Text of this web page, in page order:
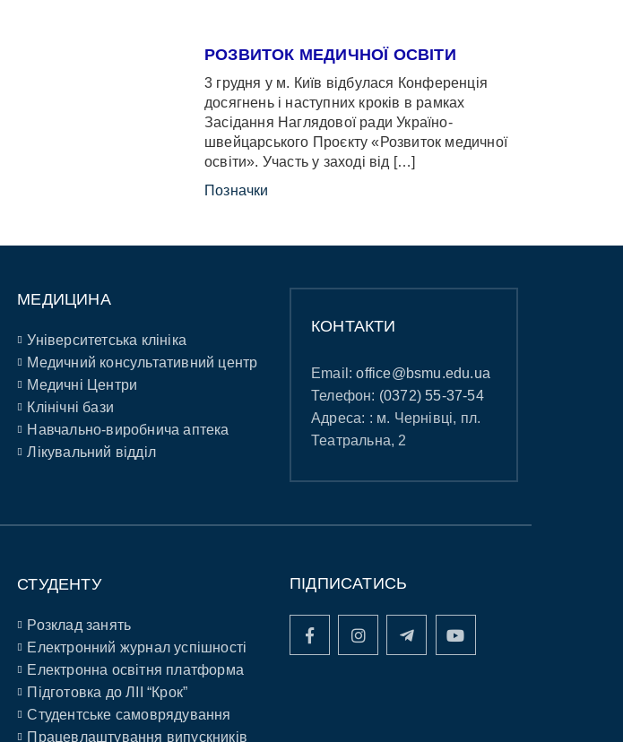
РОЗВИТОК МЕДИЧНОЇ ОСВІТИ
3 грудня у м. Київ відбулася Конференція
досягнень і наступних кроків в рамках
Засідання Наглядової ради Україно-
швейцарського Проєкту «Розвиток медичної
освіти». Участь у заході від […]
Позначки
МЕДИЦИНА
Університетська клініка
Медичний консультативний центр
Медичні Центри
Клінічні бази
Навчально-виробнича аптека
Лікувальний відділ
КОНТАКТИ
Email:office@bsmu.edu.ua
Телефон: (0372) 55-37-54
Адреса: : м. Чернівці, пл.
Театральна, 2
СТУДЕНТУ
Розклад занять
Електронний журнал успішності
Електронна освітня платформа
Підготовка до ЛІІ “Крок”
Студентське самоврядування
Працевлаштування випускників
ПІДПИСАТИСЬ